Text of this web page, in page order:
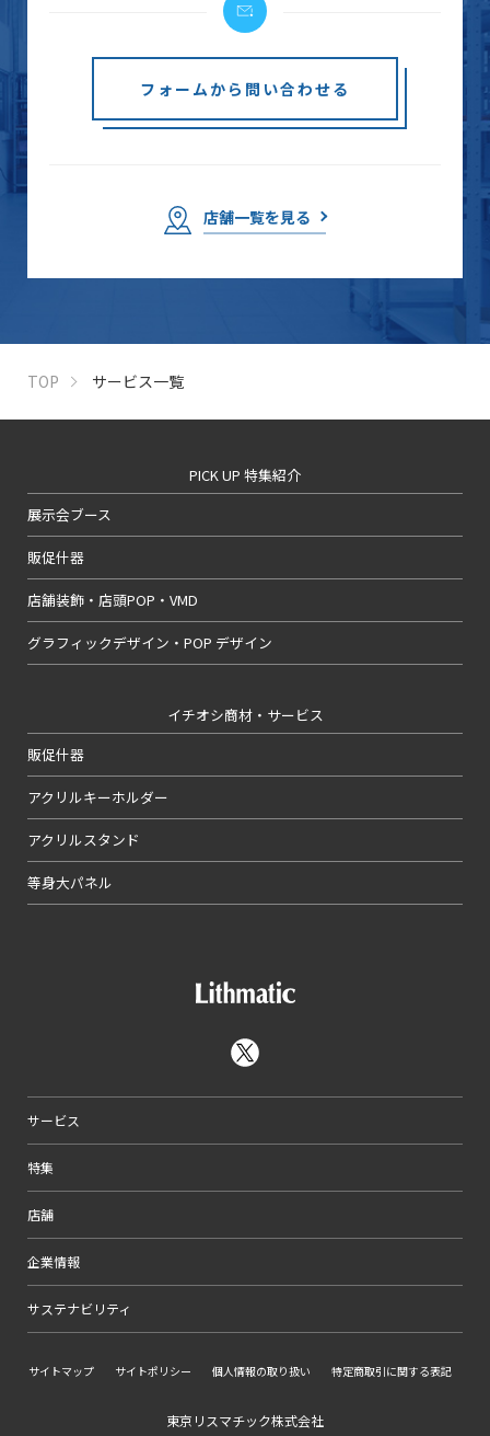
フォームから問い合わせる
店舗一覧を見る
TOP サービス一覧
PICK UP 特集紹介
展示会ブース
販促什器
店舗装飾・店頭POP・VMD
グラフィックデザイン・POP デザイン
イチオシ商材・サービス
販促什器
アクリルキーホルダー
アクリルスタンド
等身大パネル
サービス
特集
店舗
企業情報
サステナビリティ
サイトマップ サイトポリシー 個人情報の取り扱い 特定商取引に関する表記
東京リスマチック株式会社